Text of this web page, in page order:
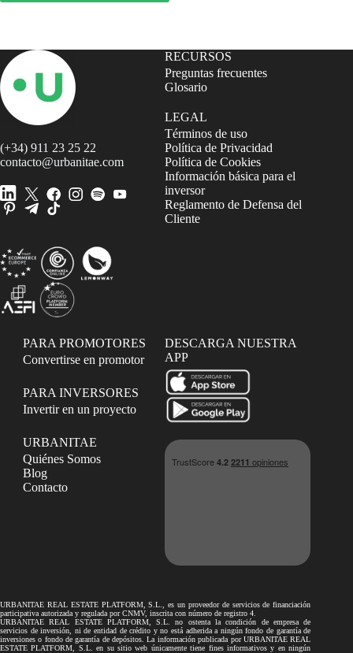
(+34) 911 23 25 22
contacto@urbanitae.com
RECURSOS
Preguntas frecuentes
Glosario
LEGAL
Términos de uso
Política de Privacidad
Política de Cookies
Información básica para el
inversor
Reglamento de Defensa del
Cliente
PARA PROMOTORES
Convertirse en promotor
PARA INVERSORES
Invertir en un proyecto
URBANITAE
Quiénes Somos
Blog
Contacto
DESCARGA NUESTRA
APP
URBANITAE REAL ESTATE PLATFORM, S.L., es un proveedor de servicios de financiación
participativa autorizada y regulada por CNMV, inscrita con número de registro 4.
URBANITAE REAL ESTATE PLATFORM, S.L. no ostenta la condición de empresa de
servicios de inversión, ni de entidad de crédito y no está adherida a ningún fondo de garantía de
inversiones o fondo de garantía de depósitos. La información publicada por URBANITAE REAL
ESTATE PLATFORM, S.L. en su sitio web únicamente tiene fines informativos y en ningún